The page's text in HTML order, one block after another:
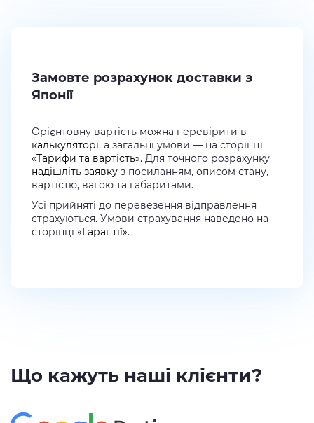
Замовте розрахунок доставки з
Японії
Орієнтовну вартість можна перевірити в
калькуляторі, а загальні умови — на сторінці
«Тарифи та вартість». Для точного розрахунку
надішліть заявку з посиланням, описом стану,
вартістю, вагою та габаритами.
Усі прийняті до перевезення відправлення
страхуються. Умови страхування наведено на
сторінці «Гарантії».
Що кажуть наші клієнти?